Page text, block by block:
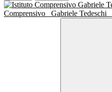
Comprensivo
Gabriele Tedeschi